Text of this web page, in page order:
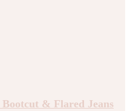
& Flared Jeans